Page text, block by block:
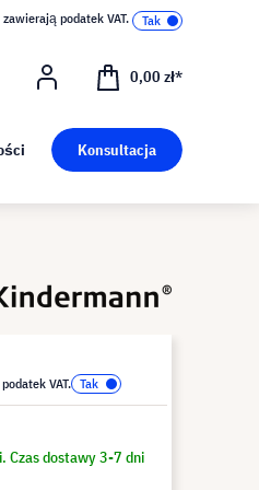
zawierają podatek VAT.
0,00 zł*
Konsultacja
VAT.
Czas dostawy 3-7 dni